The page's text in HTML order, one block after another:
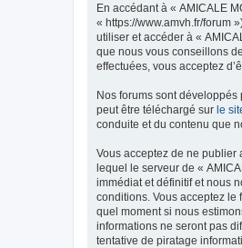
En accédant à « AMICALE
« https://www.amvh.fr/forum
utiliser et accéder à «
que nous vous conseillons
effectuées, vous acceptez
Nos forums sont
peut être téléchargé sur le
conduite et du contenu que
Vous acceptez de ne publier
lequel le serveur de «
immédiat et définitif et nous
conditions. Vous acceptez le
quel moment si nous
informations ne seront pas
tentative de piratage